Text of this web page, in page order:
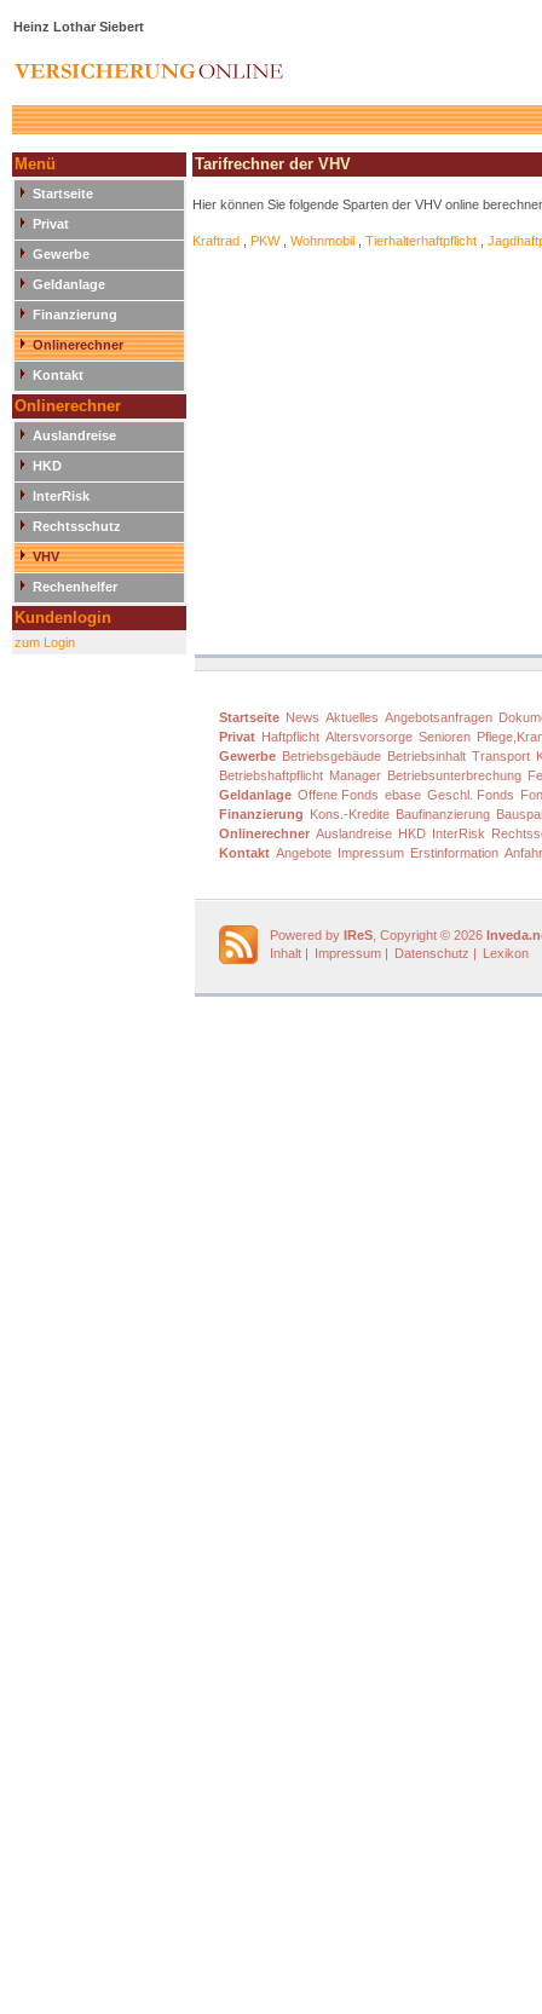
Heinz Lothar Siebert
Menü
Startseite
Privat
Gewerbe
Geldanlage
Finanzierung
Onlinerechner
Kontakt
Onlinerechner
Auslandreise
HKD
InterRisk
Rechtsschutz
VHV
Rechenhelfer
Kundenlogin
zum Login
Tarifrechner der VHV
Hier können Sie folgende Sparten der VHV online
Kraftrad PKW Wohnmobil Tierhalterhaftpflicht
Startseite News Aktuelles Angebotsanfragen
Privat Haftpflicht Altersvorsorge Senioren
Gewerbe Betriebsgebäude Betriebsinhalt Transport
Betriebshaftpflicht Manager Betriebsunterbrechung
Geldanlage Offene Fonds ebase Geschl. Fonds
Finanzierung Kons.-Kredite Baufinanzierung
Onlinerechner Auslandreise HKD InterRisk
Kontakt Angebote Impressum Erstinformation
Powered by IReS , Copyright © 2026
Inhalt | Impressum | Datenschutz | Lexikon